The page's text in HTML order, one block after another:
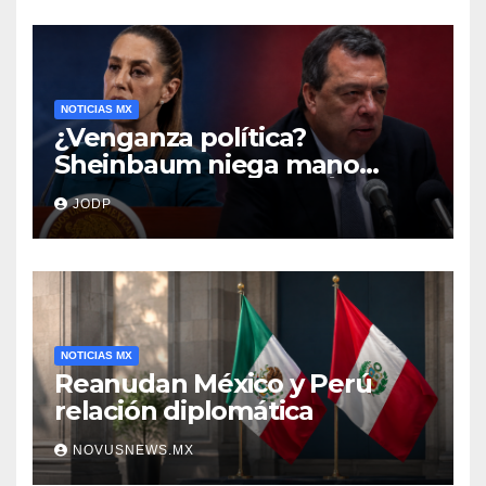
NOTICIAS MX
¿Venganza política?
Sheinbaum niega mano
negra en captura de Ángel
Aguirre
JODP
NOTICIAS MX
Reanudan México y Perú
relación diplomática
NOVUSNEWS.MX